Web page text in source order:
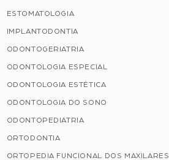
ESTOMATOLOGIA
IMPLANTODONTIA
ODONTOGERIATRIA
ODONTOLOGIA ESPECIAL
ODONTOLOGIA ESTÉTICA
ODONTOLOGIA DO SONO
ODONTOPEDIATRIA
ORTODONTIA
ORTOPEDIA FUNCIONAL DOS MAXILARES